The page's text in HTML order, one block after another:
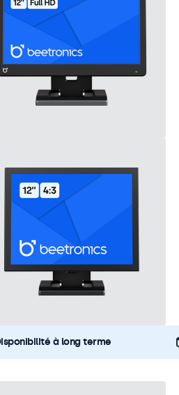
à long terme